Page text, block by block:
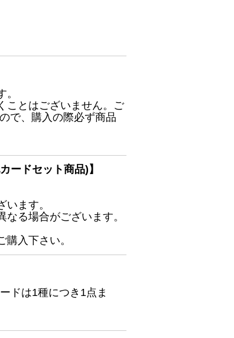
ことはございません。ご
で、購入の際必ず商品
ードセット商品)】
ます。
る場合がございます。
入下さい。
ドは1種につき1点ま